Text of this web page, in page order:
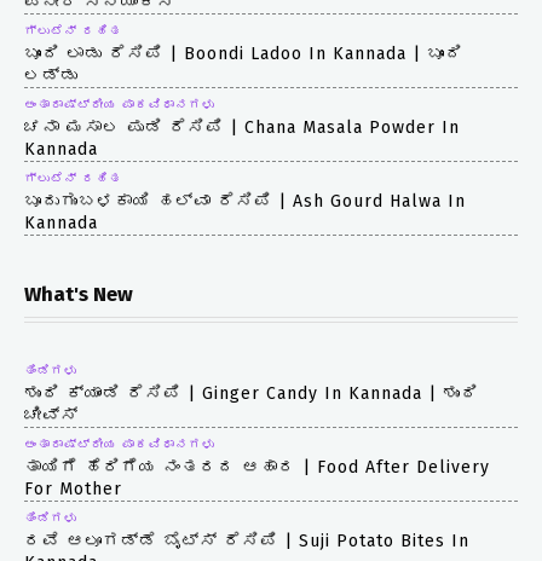
ಗ್ಲುಟೆನ್ ರಹಿತ
ಬೂಂದಿ ಲಾಡು ರೆಸಿಪಿ | Boondi Ladoo In Kannada | ಬೂಂದಿ
ಲಡ್ಡು
ಅಂತಾರಾಷ್ಟ್ರೀಯ ಪಾಕವಿಧಾನಗಳು
ಚನಾ ಮಸಾಲ ಪುಡಿ ರೆಸಿಪಿ | Chana Masala Powder In
Kannada
ಗ್ಲುಟೆನ್ ರಹಿತ
ಬೂದುಗುಂಬಳಕಾಯಿ ಹಲ್ವಾ ರೆಸಿಪಿ | Ash Gourd Halwa In
Kannada
What's New
ತಿಂಡಿಗಳು
ಶುಂಠಿ ಕ್ಯಾಂಡಿ ರೆಸಿಪಿ | Ginger Candy In Kannada | ಶುಂಠಿ
ಚೀವ್ಸ್
ಅಂತಾರಾಷ್ಟ್ರೀಯ ಪಾಕವಿಧಾನಗಳು
ತಾಯಿಗೆ ಹೆರಿಗೆಯ ನಂತರದ ಆಹಾರ | Food After Delivery
For Mother
ತಿಂಡಿಗಳು
ರವೆ ಆಲೂಗಡ್ಡೆ ಬೈಟ್ಸ್ ರೆಸಿಪಿ | Suji Potato Bites In